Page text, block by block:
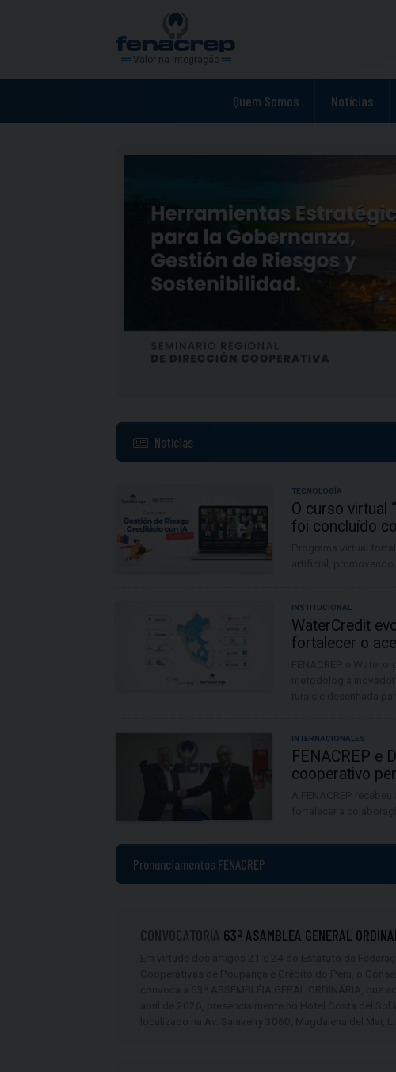
Valor na integração
Quem Somos Notícias
Notícias
TECNOLOGÍA
O curso virtual
foi concluído
INSTITUCIONAL
WaterCredit
fortalecer o
INTERNACIONALES
FENACREP e
cooperativo
Pronunciamentos FENACREP
CONVOCATORIA 63º ASAMBLEA GENERAL